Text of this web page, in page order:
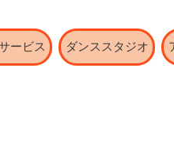
ービス ダンススタジオ